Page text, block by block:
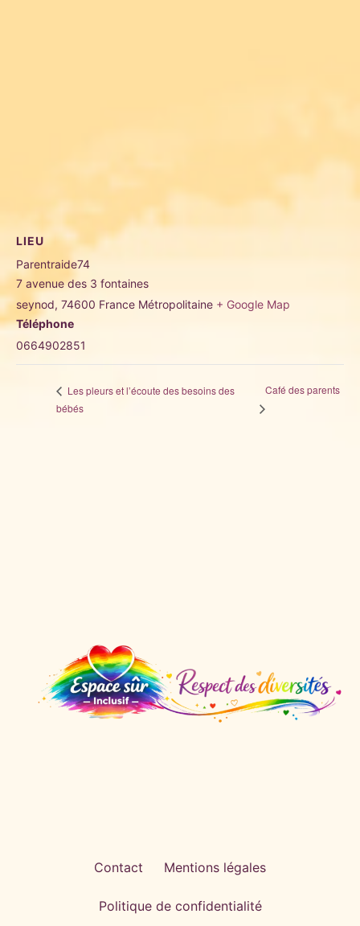
LIEU
Parentraide74
7 avenue des 3 fontaines
seynod, 74600 France Métropolitaine + Google Map
Téléphone
0664902851
Les pleurs et l’écoute des besoins des
bébés
Café des parents
Contact Mentions légales
Politique de confidentialité